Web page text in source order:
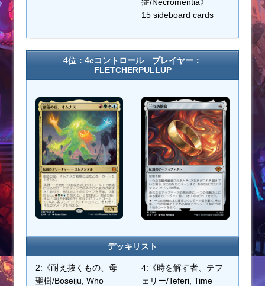
15 sideboard cards
4位：4cコントロール プレイヤー：
FLETCHERPULLUP
デッキリスト
2:《耐え抜くもの、母
聖樹/Boseiju, Who
4:《時を解す者、テフ
ェリー/Teferi, Time